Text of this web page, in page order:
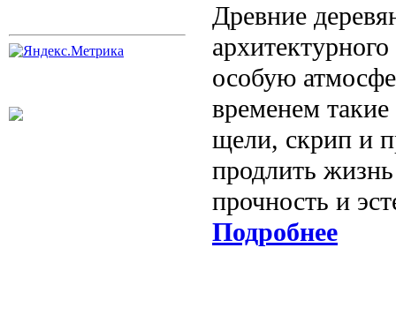
Древние
особую
временем
щели, скрип и
продлить
прочность и
Подробнее